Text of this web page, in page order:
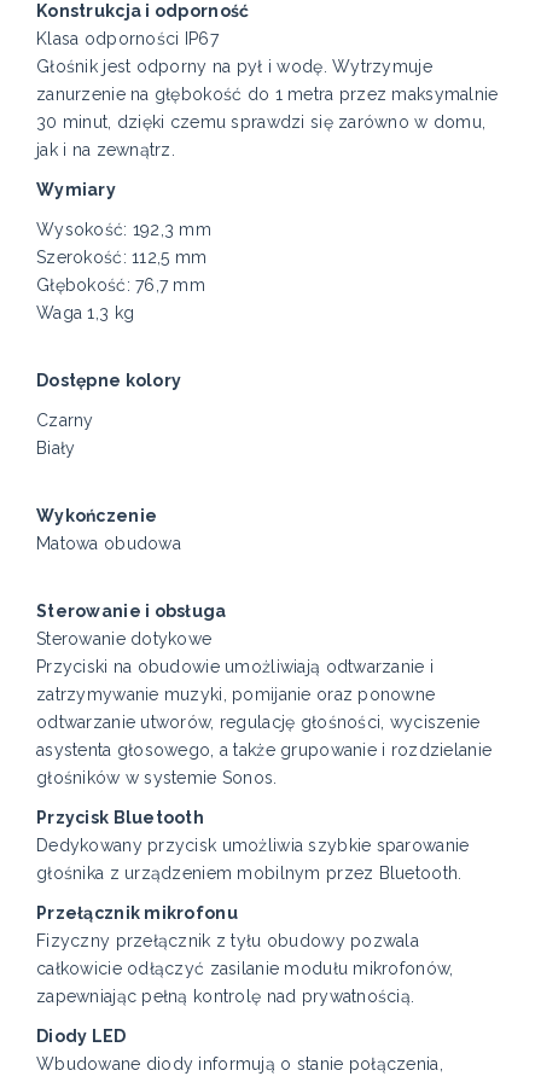
Konstrukcja i odporność
Klasa odporności IP67
Głośnik jest odporny na pył i wodę. Wytrzymuje
zanurzenie na głębokość do 1 metra przez maksymalnie
30 minut, dzięki czemu sprawdzi się zarówno w domu,
jak i na zewnątrz.
Wymiary
Wysokość: 192,3 mm
Szerokość: 112,5 mm
Głębokość: 76,7 mm
Waga 1,3 kg
Dostępne kolory
Czarny
Biały
Wykończenie
Matowa obudowa
Sterowanie i obsługa
Sterowanie dotykowe
Przyciski na obudowie umożliwiają odtwarzanie i
zatrzymywanie muzyki, pomijanie oraz ponowne
odtwarzanie utworów, regulację głośności, wyciszenie
asystenta głosowego, a także grupowanie i rozdzielanie
głośników w systemie Sonos.
Przycisk Bluetooth
Dedykowany przycisk umożliwia szybkie sparowanie
głośnika z urządzeniem mobilnym przez Bluetooth.
Przełącznik mikrofonu
Fizyczny przełącznik z tyłu obudowy pozwala
całkowicie odłączyć zasilanie modułu mikrofonów,
zapewniając pełną kontrolę nad prywatnością.
Diody LED
Wbudowane diody informują o stanie połączenia,